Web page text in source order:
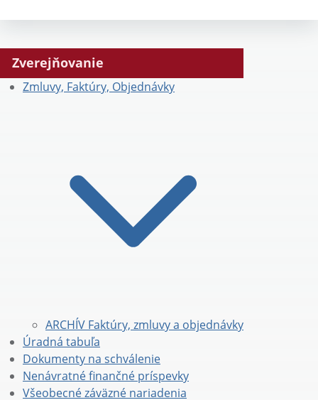
Zverejňovanie
Zmluvy, Faktúry, Objednávky
ARCHÍV Faktúry, zmluvy a objednávky
Úradná tabuľa
Dokumenty na schválenie
Nenávratné finančné príspevky
Všeobecné záväzné nariadenia